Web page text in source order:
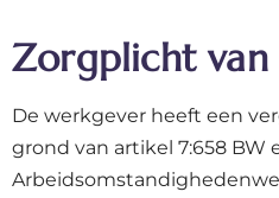
Zorgplicht
De werkgever heeft een
grond van artikel 7:658 BW